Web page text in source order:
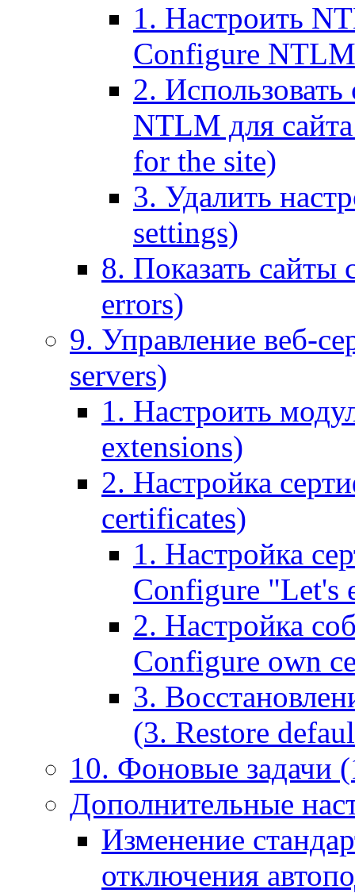
1. Настроить
Configure
2.
NTLM для
for the site)
3. Удалить
settings)
8. Показать
errors)
9. Управление веб-
servers)
1. Настроить
extensions)
2. Настройка
certificates)
1. Настройка
Configure "Let's
2. Настройка
Configure own
3.
(3. Restore
10. Фоновые задачи
Дополнительные
Изменение
отключения